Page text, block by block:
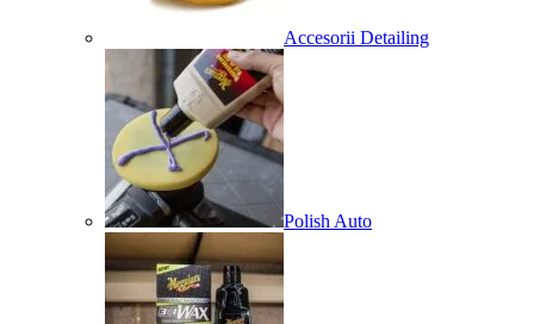
Accesorii Detailing
Polish Auto